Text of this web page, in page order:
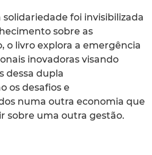
foi invisibilizada
sobre as
o livro explora a emergência
inovadoras visando
dessa dupla
os desafios e
numa outra economia que
sobre uma outra gestão.